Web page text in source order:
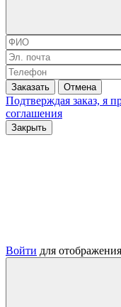
Заказать Отмена
Подтверждая заказ, я
соглашения
Закрыть
Войти для